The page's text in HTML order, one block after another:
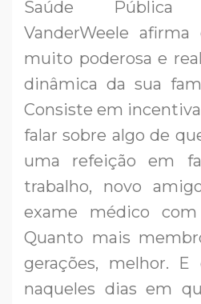
Saúde
VanderWeele
muito poderosa e
dinâmica da sua
Consiste em
falar sobre algo de
uma refeição em
trabalho, novo
exame médico
Quanto mais
gerações, melhor. E
naqueles dias em